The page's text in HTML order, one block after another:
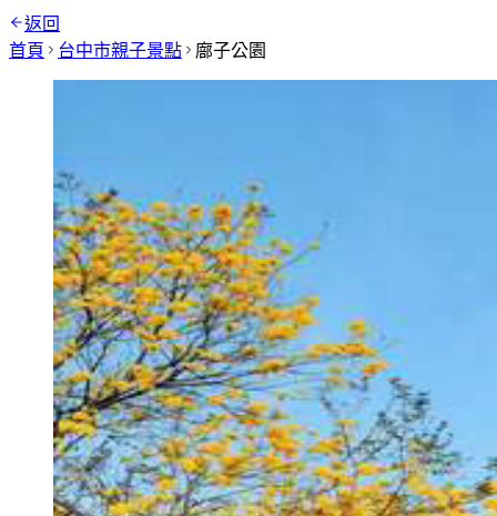
返回
首頁
台中市親子景點 廍子公園